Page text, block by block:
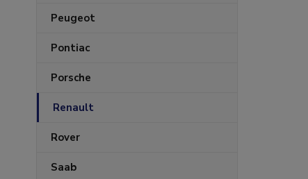
Peugeot
Pontiac
Porsche
Renault
Rover
Saab